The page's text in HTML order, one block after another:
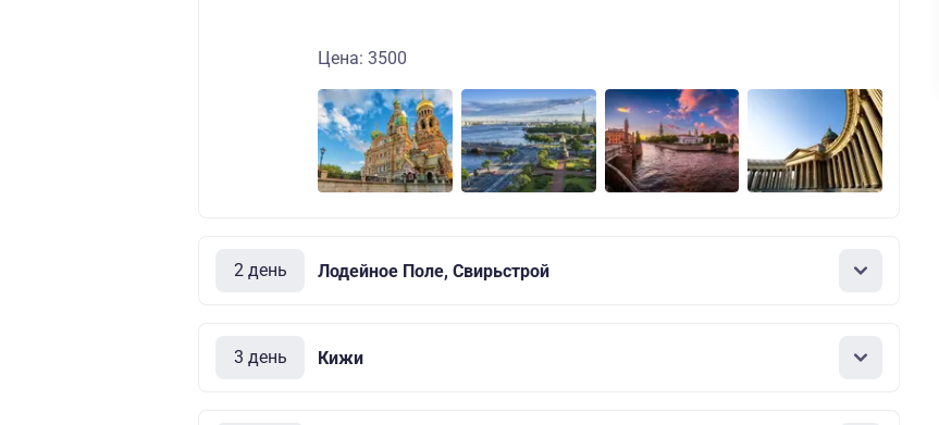
Цена: 3500
2 день Лодейное Поле, Свирьстрой
3 день Кижи